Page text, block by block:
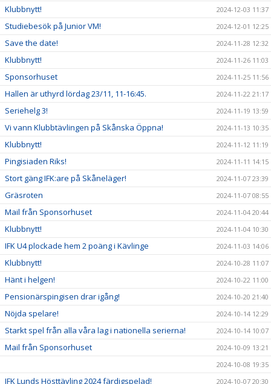
Klubbnytt! 2024-12-03 11:37
Studiebesök på Junior VM! 2024-12-01 12:25
Save the date! 2024-11-28 12:32
Klubbnytt! 2024-11-26 11:03
Sponsorhuset 2024-11-25 11:56
Hallen är uthyrd lördag 23/11, 11-16:45. 2024-11-22 21:17
Seriehelg 3! 2024-11-19 13:59
Vi vann Klubbtävlingen på Skånska Öppna! 2024-11-13 10:35
Klubbnytt! 2024-11-12 11:19
Pingisiaden Riks! 2024-11-11 14:15
Stort gäng IFK:are på Skåneläger! 2024-11-07 23:39
Gräsroten 2024-11-07 08:55
Mail från Sponsorhuset 2024-11-04 20:44
Klubbnytt! 2024-11-04 10:30
IFK U4 plockade hem 2 poäng i Kävlinge 2024-11-03 14:06
Klubbnytt! 2024-10-28 11:07
Hänt i helgen! 2024-10-22 11:00
Pensionärspingisen drar igång! 2024-10-20 21:40
Nöjda spelare! 2024-10-14 12:29
Starkt spel från alla våra lag i nationella serierna! 2024-10-14 10:07
Mail från Sponsorhuset
2024-10-09 13:21
2024-10-08 19:35
IFK Lunds Hösttävling 2024 färdigspelad! 2024-10-07 20:30